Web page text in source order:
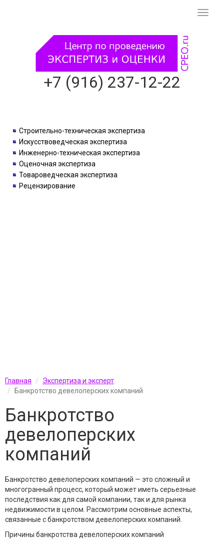
+7 (916) 237-12-22
Строительно-техническая экспертиза
Искусствоведческая экспертиза
Инженерно-техническая экспертиза
Оценочная экспертиза
Товароведческая экспертиза
Рецензирование
Главная
Экспертиза и эксперт
Банкротство девелоперских компаний
Банкротство
девелоперских
компаний
Банкротство девелоперских компаний — это сложный и
многогранный процесс, который может иметь серьезные
последствия как для самой компании, так и для рынка
недвижимости в целом. Рассмотрим основные аспекты,
связанные с банкротством девелоперских компаний.
Причины банкротства девелоперских компаний